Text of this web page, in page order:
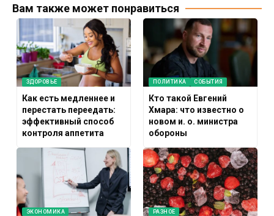
Вам также может понравиться
ЗДОРОВЬЕ
Как есть медленнее и
перестать переедать:
эффективный способ
контроля аппетита
ПОЛИТИКА СОБЫТИЯ
Кто такой Евгений
Хмара: что известно о
новом и. о. министра
обороны
ЭКОНОМИКА РАЗНОЕ